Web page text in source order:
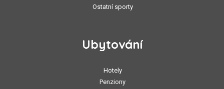
Ostatní sporty
Ubytování
Hotely
Penziony